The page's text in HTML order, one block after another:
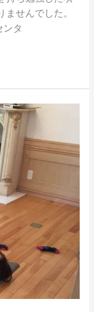
せんでした。
ンタ